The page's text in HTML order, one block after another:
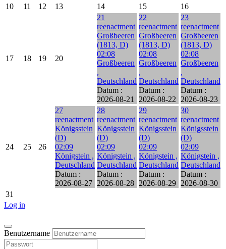
10
11 12 13 14 15 16
17 18 19 20
21
reenactment
Großbeeren
(1813, D)
02:08
Großbeeren
,
Deutschland
Datum :
2026-08-21
22
reenactment
Großbeeren
(1813, D)
02:08
Großbeeren
,
Deutschland
Datum :
2026-08-22
23
reenactment
Großbeeren
(1813, D)
02:08
Großbeeren
,
Deutschland
Datum :
2026-08-23
24 25 26
27
reenactment
Königsstein
(D)
02:09
Königstein ,
Deutschland
Datum :
2026-08-27
28
reenactment
Königsstein
(D)
02:09
Königstein ,
Deutschland
Datum :
2026-08-28
29
reenactment
Königsstein
(D)
02:09
Königstein ,
Deutschland
Datum :
2026-08-29
30
reenactment
Königsstein
(D)
02:09
Königstein ,
Deutschland
Datum :
2026-08-30
31
Log in
Benutzername